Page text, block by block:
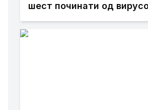
шест починати од
Нил